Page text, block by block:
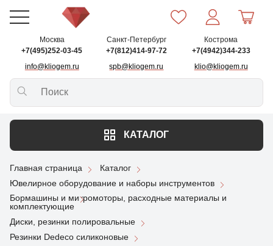
Москва
+7(495)252-03-45
info@kliogem.ru
Санкт-Петербург
+7(812)414-97-72
spb@kliogem.ru
Кострома
+7(4942)344-233
klio@kliogem.ru
КАТАЛОГ
Главная страница
Каталог
Ювелирное оборудование и наборы инструментов
Бормашины и микромоторы, расходные материалы и
комплектующие
Диски, резинки полировальные
Резинки Dedeco силиконовые